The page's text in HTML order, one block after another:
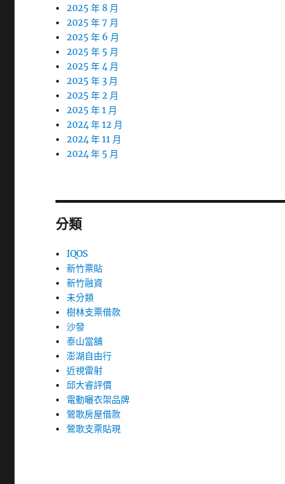
2025 年 8 月
2025 年 7 月
2025 年 6 月
2025 年 5 月
2025 年 4 月
2025 年 3 月
2025 年 2 月
2025 年 1 月
2024 年 12 月
2024 年 11 月
2024 年 5 月
分類
IQOS
新竹票貼
新竹融資
未分類
樹林支票借款
沙發
泰山當舖
澎湖自由行
近視雷射
邱大睿評價
電動曬衣架品牌
鶯歌房屋借款
鶯歌支票貼現